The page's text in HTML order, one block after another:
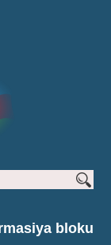
bloku